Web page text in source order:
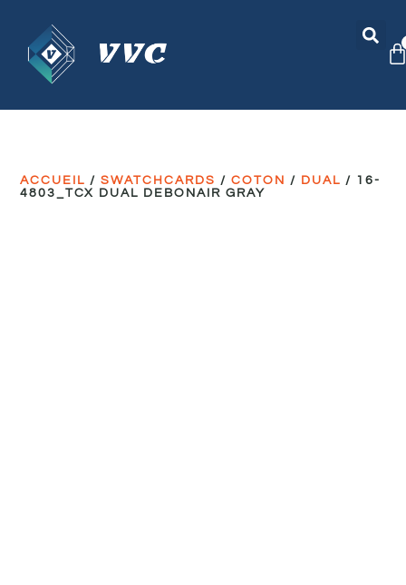
ACCUEIL /SWATCHCARDS /COTON / DUAL / 16-
4803_TCX DUAL DEBONAIR GRAY